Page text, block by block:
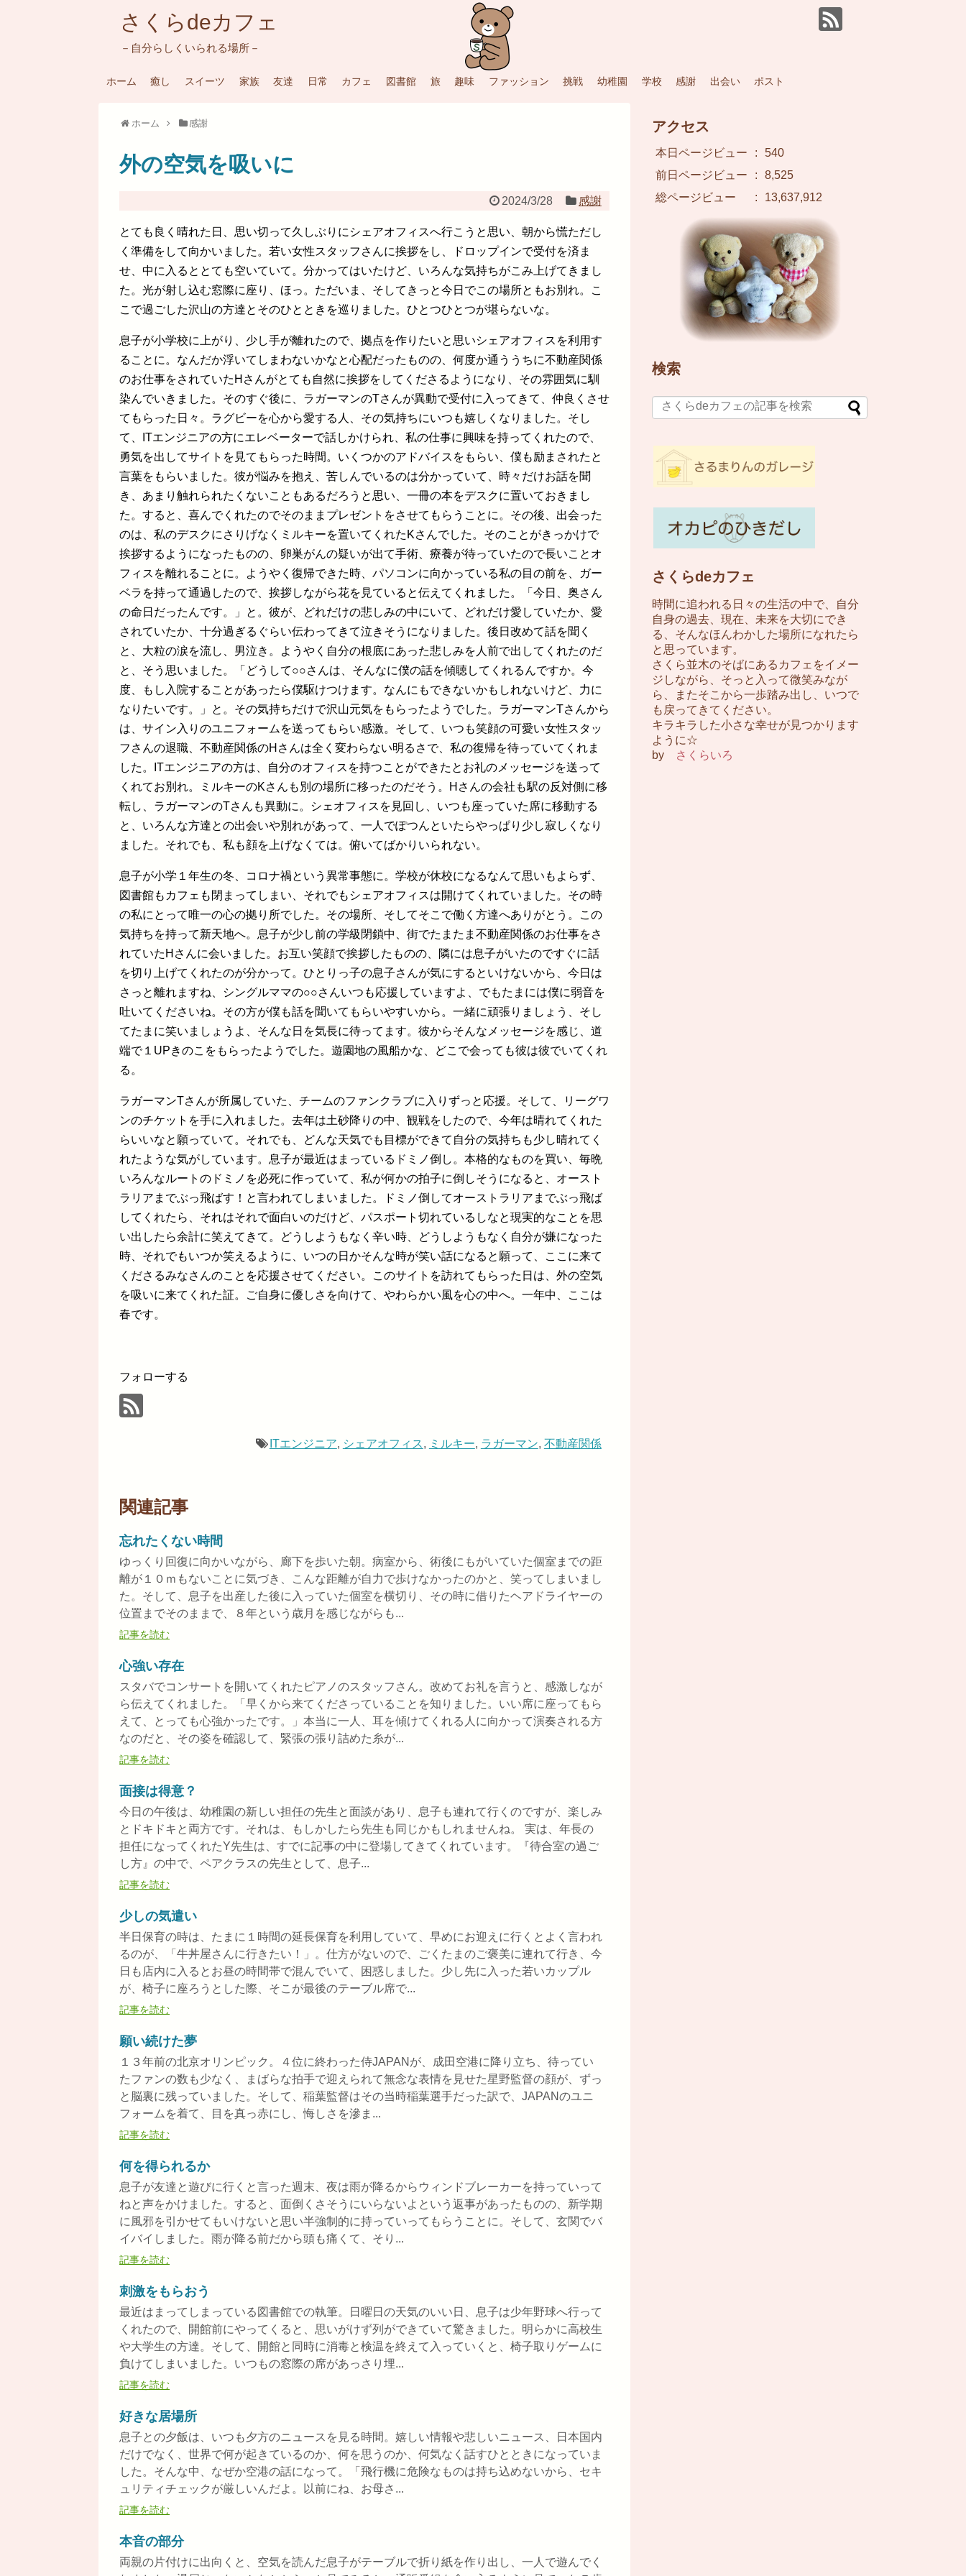
さくらdeカフェ
－自分らしくいられる場所－
ホーム 癒し スイーツ 家族 友達 日常 カフェ 図書館 旅 趣味 ファッション 挑戦 幼稚園 学校 感謝 出会い ポスト
ホーム 感謝
外の空気を吸いに
2024/3/28 感謝
とても良く晴れた日、思い切って久しぶりにシェアオフィスへ行こうと思い、朝から慌ただし
く準備をして向かいました。若い女性スタッフさんに挨拶をし、ドロップインで受付を済ま
せ、中に入るととても空いていて。分かってはいたけど、いろんな気持ちがこみ上げてきまし
た。光が射し込む窓際に座り、ほっ。ただいま、そしてきっと今日でこの場所ともお別れ。こ
こで過ごした沢山の方達とそのひとときを巡りました。ひとつひとつが堪らないな。
息子が小学校に上がり、少し手が離れたので、拠点を作りたいと思いシェアオフィスを利用す
ることに。なんだか浮いてしまわないかなと心配だったものの、何度か通ううちに不動産関係
のお仕事をされていたHさんがとても自然に挨拶をしてくださるようになり、その雰囲気に馴
染んでいきました。そのすぐ後に、ラガーマンのTさんが異動で受付に入ってきて、仲良くさせ
てもらった日々。ラグビーを心から愛する人、その気持ちにいつも嬉しくなりました。そし
て、ITエンジニアの方にエレベーターで話しかけられ、私の仕事に興味を持ってくれたので、
勇気を出してサイトを見てもらった時間。いくつかのアドバイスをもらい、僕も励まされたと
言葉をもらいました。彼が悩みを抱え、苦しんでいるのは分かっていて、時々だけお話を聞
き、あまり触れられたくないこともあるだろうと思い、一冊の本をデスクに置いておきまし
た。すると、喜んでくれたのでそのままプレゼントをさせてもらうことに。その後、出会った
のは、私のデスクにさりげなくミルキーを置いてくれたKさんでした。そのことがきっかけで
挨拶するようになったものの、卵巣がんの疑いが出て手術、療養が待っていたので長いことオ
フィスを離れることに。ようやく復帰できた時、パソコンに向かっている私の目の前を、ガー
ベラを持って通過したので、挨拶しながら花を見ていると伝えてくれました。「今日、奥さん
の命日だったんです。」と。彼が、どれだけの悲しみの中にいて、どれだけ愛していたか、愛
されていたか、十分過ぎるぐらい伝わってきて泣きそうになりました。後日改めて話を聞く
と、大粒の涙を流し、男泣き。ようやく自分の根底にあった悲しみを人前で出してくれたのだ
と、そう思いました。「どうして○○さんは、そんなに僕の話を傾聴してくれるんですか。今
度、もし入院することがあったら僕駆けつけます。なんにもできないかもしれないけど、力に
なりたいです。」と。その気持ちだけで沢山元気をもらったようでした。ラガーマンTさんから
は、サイン入りのユニフォームを送ってもらい感激。そして、いつも笑顔の可愛い女性スタッ
フさんの退職、不動産関係のHさんは全く変わらない明るさで、私の復帰を待っていてくれま
した。ITエンジニアの方は、自分のオフィスを持つことができたとお礼のメッセージを送って
くれてお別れ。ミルキーのKさんも別の場所に移ったのだそう。Hさんの会社も駅の反対側に移
転し、ラガーマンのTさんも異動に。シェオフィスを見回し、いつも座っていた席に移動する
と、いろんな方達との出会いや別れがあって、一人でぽつんといたらやっぱり少し寂しくなり
ました。それでも、私も顔を上げなくては。俯いてばかりいられない。
息子が小学１年生の冬、コロナ禍という異常事態に。学校が休校になるなんて思いもよらず、
図書館もカフェも閉まってしまい、それでもシェアオフィスは開けてくれていました。その時
の私にとって唯一の心の拠り所でした。その場所、そしてそこで働く方達へありがとう。この
気持ちを持って新天地へ。息子が少し前の学級閉鎖中、街でたまたま不動産関係のお仕事をさ
れていたHさんに会いました。お互い笑顔で挨拶したものの、隣には息子がいたのですぐに話
を切り上げてくれたのが分かって。ひとりっ子の息子さんが気にするといけないから、今日は
さっと離れますね、シングルママの○○さんいつも応援していますよ、でもたまには僕に弱音を
吐いてくださいね。その方が僕も話を聞いてもらいやすいから。一緒に頑張りましょう、そし
てたまに笑いましょうよ、そんな日を気長に待ってます。彼からそんなメッセージを感じ、道
端で１UPきのこをもらったようでした。遊園地の風船かな、どこで会っても彼は彼でいてくれ
る。
ラガーマンTさんが所属していた、チームのファンクラブに入りずっと応援。そして、リーグワ
ンのチケットを手に入れました。去年は土砂降りの中、観戦をしたので、今年は晴れてくれた
らいいなと願っていて。それでも、どんな天気でも目標ができて自分の気持ちも少し晴れてく
れたような気がしています。息子が最近はまっているドミノ倒し。本格的なものを買い、毎晩
いろんなルートのドミノを必死に作っていて、私が何かの拍子に倒しそうになると、オースト
ラリアまでぶっ飛ばす！と言われてしまいました。ドミノ倒してオーストラリアまでぶっ飛ば
してくれたら、それはそれで面白いのだけど、パスポート切れているしなと現実的なことを思
い出したら余計に笑えてきて。どうしようもなく辛い時、どうしようもなく自分が嫌になった
時、それでもいつか笑えるように、いつの日かそんな時が笑い話になると願って、ここに来て
くださるみなさんのことを応援させてください。このサイトを訪れてもらった日は、外の空気
を吸いに来てくれた証。ご自身に優しさを向けて、やわらかい風を心の中へ。一年中、ここは
春です。
フォローする
ITエンジニア, シェアオフィス, ミルキー, ラガーマン, 不動産関係
関連記事
忘れたくない時間
ゆっくり回復に向かいながら、廊下を歩いた朝。病室から、術後にもがいていた個室までの距
離が１０ｍもないことに気づき、こんな距離が自力で歩けなかったのかと、笑ってしまいまし
た。そして、息子を出産した後に入っていた個室を横切り、その時に借りたヘアドライヤーの
位置までそのままで、８年という歳月を感じながらも...
記事を読む
心強い存在
スタバでコンサートを開いてくれたピアノのスタッフさん。改めてお礼を言うと、感激しなが
ら伝えてくれました。「早くから来てくださっていることを知りました。いい席に座ってもら
えて、とっても心強かったです。」本当に一人、耳を傾けてくれる人に向かって演奏される方
なのだと、その姿を確認して、緊張の張り詰めた糸が...
記事を読む
面接は得意？
今日の午後は、幼稚園の新しい担任の先生と面談があり、息子も連れて行くのですが、楽しみ
とドキドキと両方です。それは、もしかしたら先生も同じかもしれませんね。 実は、年長の
担任になってくれたY先生は、すでに記事の中に登場してきてくれています。『待合室の過ご
し方』の中で、ペアクラスの先生として、息子...
記事を読む
少しの気遣い
半日保育の時は、たまに１時間の延長保育を利用していて、早めにお迎えに行くとよく言われ
るのが、「牛丼屋さんに行きたい！」。仕方がないので、ごくたまのご褒美に連れて行き、今
日も店内に入るとお昼の時間帯で混んでいて、困惑しました。少し先に入った若いカップル
が、椅子に座ろうとした際、そこが最後のテーブル席で...
記事を読む
願い続けた夢
１３年前の北京オリンピック。４位に終わった侍JAPANが、成田空港に降り立ち、待ってい
たファンの数も少なく、まばらな拍手で迎えられて無念な表情を見せた星野監督の顔が、ずっ
と脳裏に残っていました。そして、稲葉監督はその当時稲葉選手だった訳で、JAPANのユニ
フォームを着て、目を真っ赤にし、悔しさを滲ま...
記事を読む
何を得られるか
息子が友達と遊びに行くと言った週末、夜は雨が降るからウィンドブレーカーを持っていって
ねと声をかけました。すると、面倒くさそうにいらないよという返事があったものの、新学期
に風邪を引かせてもいけないと思い半強制的に持っていってもらうことに。そして、玄関でバ
イバイしました。雨が降る前だから頭も痛くて、そり...
記事を読む
刺激をもらおう
最近はまってしまっている図書館での執筆。日曜日の天気のいい日、息子は少年野球へ行って
くれたので、開館前にやってくると、思いがけず列ができていて驚きました。明らかに高校生
や大学生の方達。そして、開館と同時に消毒と検温を終えて入っていくと、椅子取りゲームに
負けてしまいました。いつもの窓際の席があっさり埋...
記事を読む
好きな居場所
息子との夕飯は、いつも夕方のニュースを見る時間。嬉しい情報や悲しいニュース、日本国内
だけでなく、世界で何が起きているのか、何を思うのか、何気なく話すひとときになっていま
した。そんな中、なぜか空港の話になって。「飛行機に危険なものは持ち込めないから、セキ
ュリティチェックが厳しいんだよ。以前にね、お母さ...
記事を読む
本音の部分
両親の片付けに出向くと、空気を読んだ息子がテーブルで折り紙を作り出し、一人で遊んでく
アクセス
本日ページビュー :
540
前日ページビュー
:
8,525
総ページビュー
: 13,637,912
検索
さくらdeカフェ
時間に追われる日々の生活の中で、自分
自身の過去、現在、未来を大切にでき
る、そんなほんわかした場所になれたら
と思っています。
さくら並木のそばにあるカフェをイメー
ジしながら、そっと入って微笑みなが
ら、またそこから一歩踏み出し、いつで
も戻ってきてください。
キラキラした小さな幸せが見つかります
ように☆
by
さくらいろ